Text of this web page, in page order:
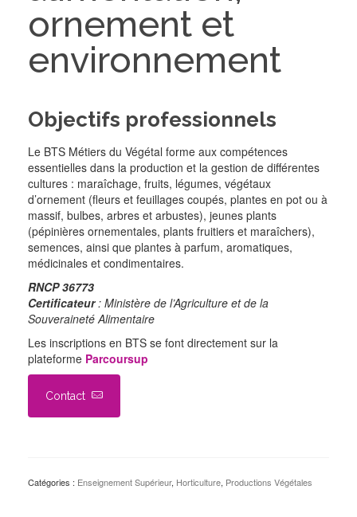
ornement et
environnement
Objectifs professionnels
Le BTS Métiers du Végétal forme aux compétences
essentielles dans la production et la gestion de différentes
cultures : maraîchage, fruits, légumes, végétaux
d’ornement (fleurs et feuillages coupés, plantes en pot ou à
massif, bulbes, arbres et arbustes), jeunes plants
(pépinières ornementales, plants fruitiers et maraîchers),
semences, ainsi que plantes à parfum, aromatiques,
médicinales et condimentaires.
RNCP 36773
Certificateur: Ministère de l’Agriculture et de la
Souveraineté Alimentaire
Les inscriptions en BTS se font directement sur la
plateforme Parcoursup
Contact
Catégories : Enseignement Supérieur, Horticulture, Productions Végétales